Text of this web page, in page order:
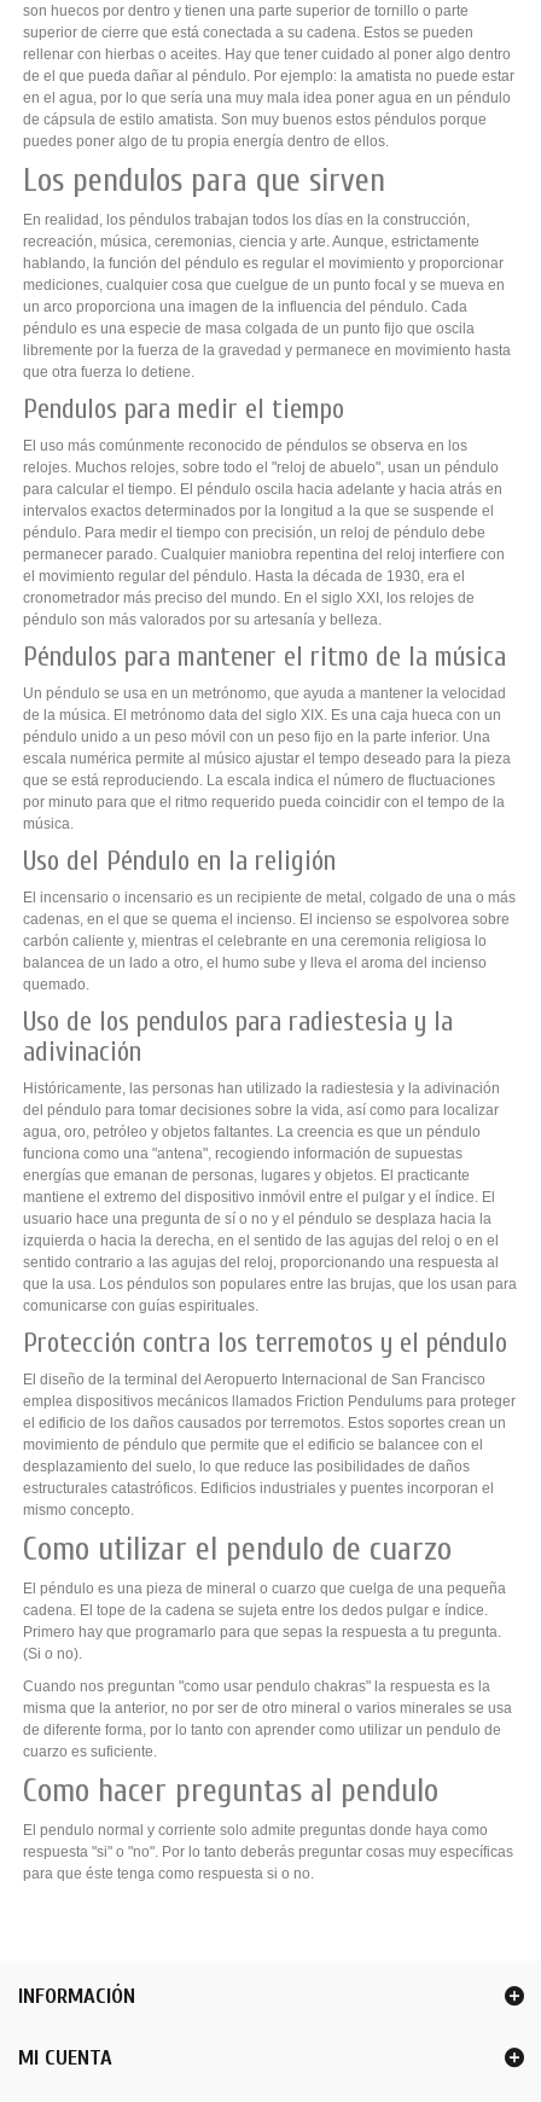
son huecos por dentro y tienen una parte superior de tornillo o parte
superior de cierre que está conectada a su cadena. Estos se pueden
rellenar con hierbas o aceites. Hay que tener cuidado al poner algo dentro
de el que pueda dañar al péndulo. Por ejemplo: la amatista no puede estar
en el agua, por lo que sería una muy mala idea poner agua en un péndulo
de cápsula de estilo amatista. Son muy buenos estos péndulos porque
puedes poner algo de tu propia energía dentro de ellos.
Los pendulos para que sirven
En realidad, los péndulos trabajan todos los días en la construcción,
recreación, música, ceremonias, ciencia y arte. Aunque, estrictamente
hablando, la función del péndulo es regular el movimiento y proporcionar
mediciones, cualquier cosa que cuelgue de un punto focal y se mueva en
un arco proporciona una imagen de la influencia del péndulo. Cada
péndulo es una especie de masa colgada de un punto fijo que oscila
libremente por la fuerza de la gravedad y permanece en movimiento hasta
que otra fuerza lo detiene.
Pendulos para medir el tiempo
El uso más comúnmente reconocido de péndulos se observa en los
relojes. Muchos relojes, sobre todo el "reloj de abuelo", usan un péndulo
para calcular el tiempo. El péndulo oscila hacia adelante y hacia atrás en
intervalos exactos determinados por la longitud a la que se suspende el
péndulo. Para medir el tiempo con precisión, un reloj de péndulo debe
permanecer parado. Cualquier maniobra repentina del reloj interfiere con
el movimiento regular del péndulo. Hasta la década de 1930, era el
cronometrador más preciso del mundo. En el siglo XXI, los relojes de
péndulo son más valorados por su artesanía y belleza.
Péndulos para mantener el ritmo de la música
Un péndulo se usa en un metrónomo, que ayuda a mantener la velocidad
de la música. El metrónomo data del siglo XIX. Es una caja hueca con un
péndulo unido a un peso móvil con un peso fijo en la parte inferior. Una
escala numérica permite al músico ajustar el tempo deseado para la pieza
que se está reproduciendo. La escala indica el número de fluctuaciones
por minuto para que el ritmo requerido pueda coincidir con el tempo de la
música.
Uso del Péndulo en la religión
El incensario o incensario es un recipiente de metal, colgado de una o más
cadenas, en el que se quema el incienso. El incienso se espolvorea sobre
carbón caliente y, mientras el celebrante en una ceremonia religiosa lo
balancea de un lado a otro, el humo sube y lleva el aroma del incienso
quemado.
Uso de los pendulos para radiestesia y la
adivinación
Históricamente, las personas han utilizado la radiestesia y la adivinación
del péndulo para tomar decisiones sobre la vida, así como para localizar
agua, oro, petróleo y objetos faltantes. La creencia es que un péndulo
funciona como una "antena", recogiendo información de supuestas
energías que emanan de personas, lugares y objetos. El practicante
mantiene el extremo del dispositivo inmóvil entre el pulgar y el índice. El
usuario hace una pregunta de sí o no y el péndulo se desplaza hacia la
izquierda o hacia la derecha, en el sentido de las agujas del reloj o en el
sentido contrario a las agujas del reloj, proporcionando una respuesta al
que la usa. Los péndulos son populares entre las brujas, que los usan para
comunicarse con guías espirituales.
Protección contra los terremotos y el péndulo
El diseño de la terminal del Aeropuerto Internacional de San Francisco
emplea dispositivos mecánicos llamados Friction Pendulums para proteger
el edificio de los daños causados ​​por terremotos. Estos soportes crean un
movimiento de péndulo que permite que el edificio se balancee con el
desplazamiento del suelo, lo que reduce las posibilidades de daños
estructurales catastróficos. Edificios industriales y puentes incorporan el
mismo concepto.
Como utilizar el pendulo de cuarzo
El péndulo es una pieza de mineral o cuarzo que cuelga de una pequeña
cadena. El tope de la cadena se sujeta entre los dedos pulgar e índice.
Primero hay que programarlo para que sepas la respuesta a tu pregunta.
(Si o no).
Cuando nos preguntan "como usar pendulo chakras" la respuesta es la
misma que la anterior, no por ser de otro mineral o varios minerales se usa
de diferente forma, por lo tanto con aprender como utilizar un pendulo de
cuarzo es suficiente.
Como hacer preguntas al pendulo
El pendulo normal y corriente solo admite preguntas donde haya como
respuesta "si" o "no". Por lo tanto deberás preguntar cosas muy específicas
para que éste tenga como respuesta si o no.
INFORMACIÓN
MI CUENTA